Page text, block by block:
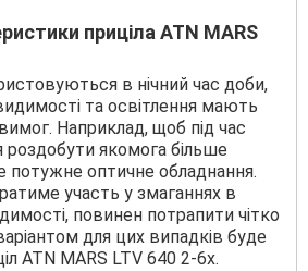
приціла ATN MARS
в нічний час доби,
та освітлення мають
Наприклад, щоб під час
роздобути якомога більше
потужне оптичне обладнання.
участь у змаганнях в
повинен потрапити чітко
для цих випадків буде
ATN MARS LTV 640 2-6x.